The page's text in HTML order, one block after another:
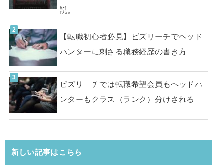
説。
【転職初心者必見】ビズリーチでヘッド
ハンターに刺さる職務経歴の書き方
ビズリーチでは転職希望会員もヘッドハ
ンターもクラス（ランク）分けされる
新しい記事はこちら